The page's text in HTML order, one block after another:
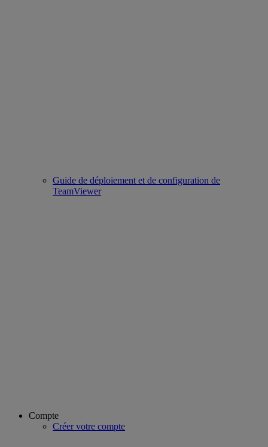
Guide de déploiement et de configuration de
TeamViewer
Compte
Créer votre compte